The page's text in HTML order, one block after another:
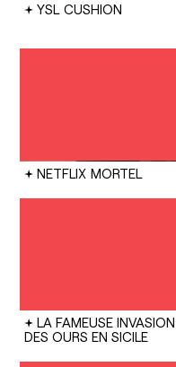
YSL CUSHION
NETFLIX MORTEL
LA FAMEUSE INVASION
DES OURS EN SICILE